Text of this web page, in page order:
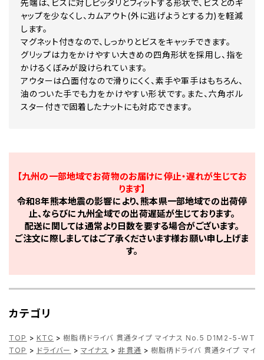
先端は、ビスに対しピッタリとフィットする形状で、ビスとのギ
ャップを少なくし、カムアウト(外に逃げようとする力)を軽減
します。
マグネット付きなので、しっかりとビスをキャッチできます。
グリップは力をかけやすい大きめの四角形状を採用し、指を
かけるくぼみが設けられています。
アウターは凸面付なので滑りにくく、素手や軍手はもちろん、
油のついた手でも力をかけやすい形状です。また、六角ボル
スター付きで固着したナットにも対応できます。
【九州の一部地域でお荷物のお届けに停止・遅れが生じてお
ります】
令和8年熊本地震の影響により、熊本県一部地域での出荷停
止、ならびに九州全域での出荷遅延が生じております。
配送に関しては通常より日数を要する場合がございます。
ご注文に際しましてはご了承くださいます様お願い申し上げま
す。
カテゴリ
TOP > KTC > 樹脂柄ドライバ 貫通タイプ マイナス No.5 D1M2-5-WT
TOP > ドライバー > マイナス > 非貫通 > 樹脂柄ドライバ 貫通タイプ マ